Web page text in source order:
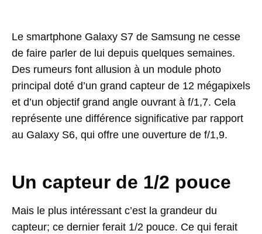
Le smartphone Galaxy S7 de Samsung ne cesse
de faire parler de lui depuis quelques semaines.
Des rumeurs font allusion à un module photo
principal doté d’un grand capteur de 12 mégapixels
et d’un objectif grand angle ouvrant à f/1,7. Cela
représente une différence significative par rapport
au Galaxy S6, qui offre une ouverture de f/1,9.
Un capteur de 1/2 pouce
Mais le plus intéressant c’est la grandeur du
capteur; ce dernier ferait 1/2 pouce. Ce qui ferait